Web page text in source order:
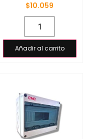
$10.059
Añadir al carrito